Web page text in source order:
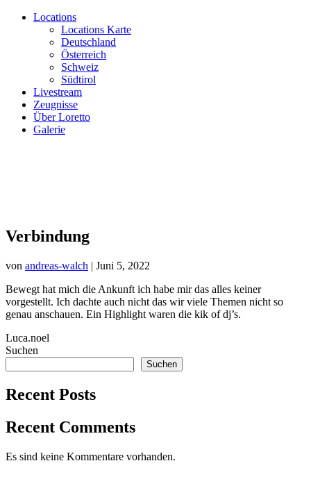
Locations
Locations Karte
Deutschland
Österreich
Schweiz
Südtirol
Livestream
Zeugnisse
Über Loretto
Galerie
Verbindung
von andreas-walch | Juni 5, 2022
Bewegt hat mich die Ankunft ich habe mir das alles keiner
vorgestellt. Ich dachte auch nicht das wir viele Themen nicht so
genau anschauen. Ein Highlight waren die kik of dj’s.
Luca.noel
Suchen
Suchen
Recent Posts
Recent Comments
Es sind keine Kommentare vorhanden.